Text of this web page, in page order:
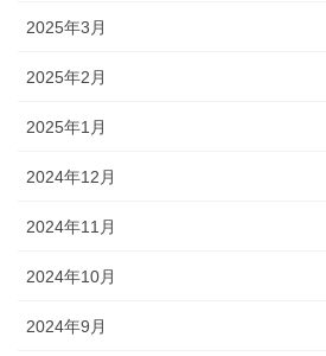
2025年3月
2025年2月
2025年1月
2024年12月
2024年11月
2024年10月
2024年9月